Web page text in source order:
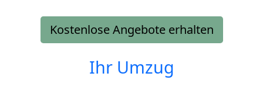
Kostenlose Angebote erhalten
Ihr Umzug